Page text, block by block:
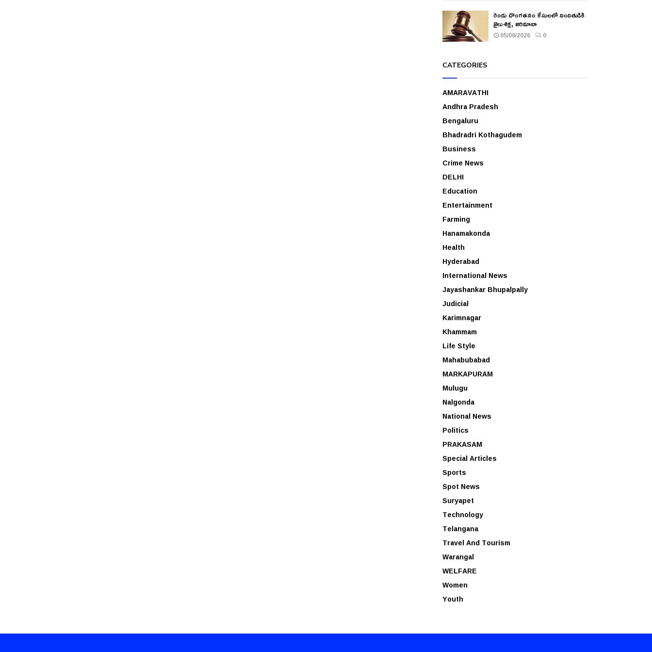
రెండు దొంగతనం కేసులలో నిందితుడికి
జైలుశిక్ష, జరిమానా
05/08/2026 0
CATEGORIES
AMARAVATHI
Andhra Pradesh
Bengaluru
Bhadradri Kothagudem
Business
Crime News
DELHI
Education
Entertainment
Farming
Hanamakonda
Health
Hyderabad
International News
Jayashankar Bhupalpally
Judicial
Karimnagar
Khammam
Life Style
Mahabubabad
MARKAPURAM
Mulugu
Nalgonda
National News
Politics
PRAKASAM
Special Articles
Sports
Spot News
Suryapet
Technology
Telangana
Travel And Tourism
Warangal
WELFARE
Women
Youth